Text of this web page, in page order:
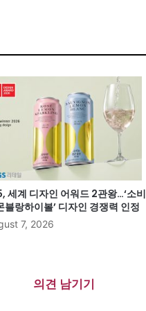
세계 디자인 어워드 2관왕…‘소비
블랑하이볼’ 디자인 경쟁력 인정
7, 2026
의견 남기기